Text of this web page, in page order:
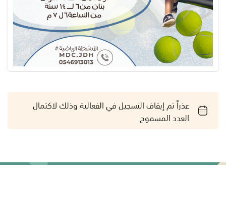
عذراً تم إيقاف التسجيل في الفعالية وذلك لاكتمال
العدد المسموح